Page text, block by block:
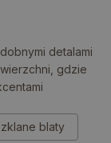
detalami
gdzie
blaty